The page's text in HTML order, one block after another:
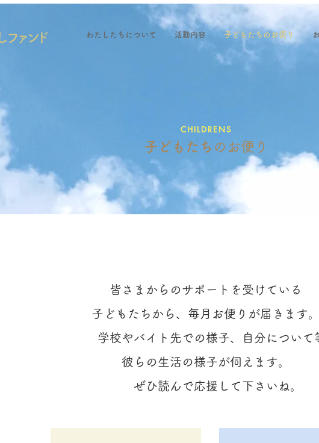
わたしたちについて 活動内容 子どもたちのお便り
CHILDRENS
子どもたち ​のお便り
皆さまからのサポートを受けている
子どもたち から、 毎月お便りが届きます。
学校やバイト先での様子、
自分について
彼らの生活の様子が伺えます。
ぜひ読んで応援して下さいね。